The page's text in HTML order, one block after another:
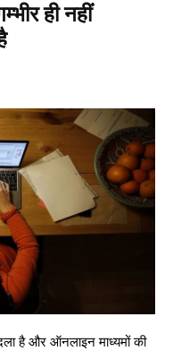
ही नहीं
है और ऑनलाइन माध्यमों की